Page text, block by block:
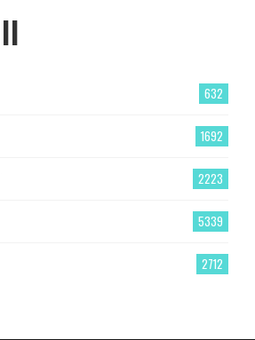
632
1692
2223
5339
2712